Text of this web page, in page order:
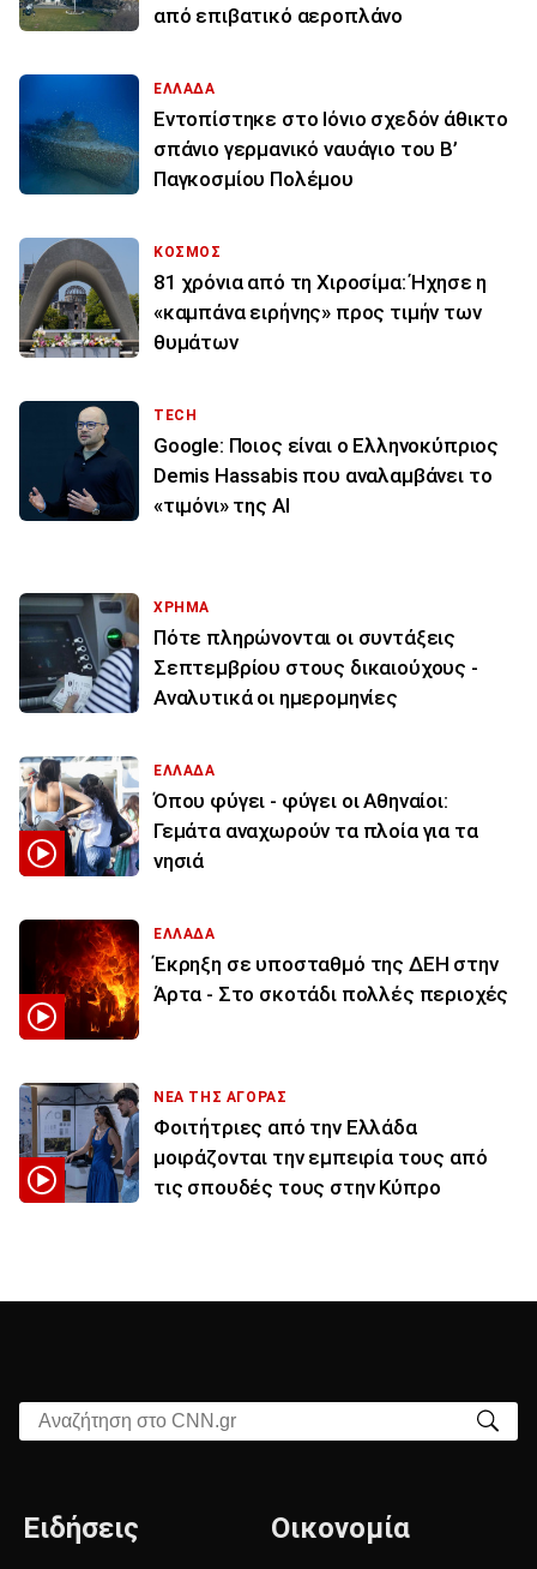
από επιβατικό αεροπλάνο
ΕΛΛΑΔΑ
Εντοπίστηκε στο Ιόνιο σχεδόν άθικτο
σπάνιο γερμανικό ναυάγιο του Β’
Παγκοσμίου Πολέμου
ΚΟΣΜΟΣ
81 χρόνια από τη Χιροσίμα: Ήχησε η
«καμπάνα ειρήνης» προς τιμήν των
θυμάτων
TECH
Google: Ποιος είναι ο Ελληνοκύπριος
Demis Hassabis που αναλαμβάνει το
«τιμόνι» της ΑΙ
ΧΡΗΜΑ
Πότε πληρώνονται οι συντάξεις
Σεπτεμβρίου στους δικαιούχους -
Αναλυτικά οι ημερομηνίες
ΕΛΛΑΔΑ
Όπου φύγει - φύγει οι Αθηναίοι:
Γεμάτα αναχωρούν τα πλοία για τα
νησιά
ΕΛΛΑΔΑ
Έκρηξη σε υποσταθμό της ΔΕΗ στην
Άρτα - Στο σκοτάδι πολλές περιοχές
ΝΕΑ ΤΗΣ ΑΓΟΡΑΣ
Φοιτήτριες από την Ελλάδα
μοιράζονται την εμπειρία τους από
τις σπουδές τους στην Κύπρο
Αναζήτηση στο CNN.gr
Ειδήσεις Οικονομία